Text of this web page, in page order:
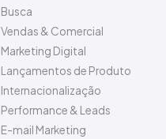
Busca
Vendas & Comercial
Marketing Digital
Lançamentos de Produto
Internacionalização
Performance & Leads
E-mail Marketing